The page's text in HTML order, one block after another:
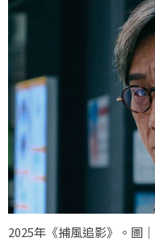
2025年《捕風追影》。圖